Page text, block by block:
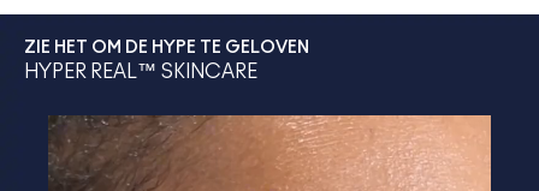
ZIE HET OM DE HYPE TE GELOVEN
HYPER REAL™ SKINCARE